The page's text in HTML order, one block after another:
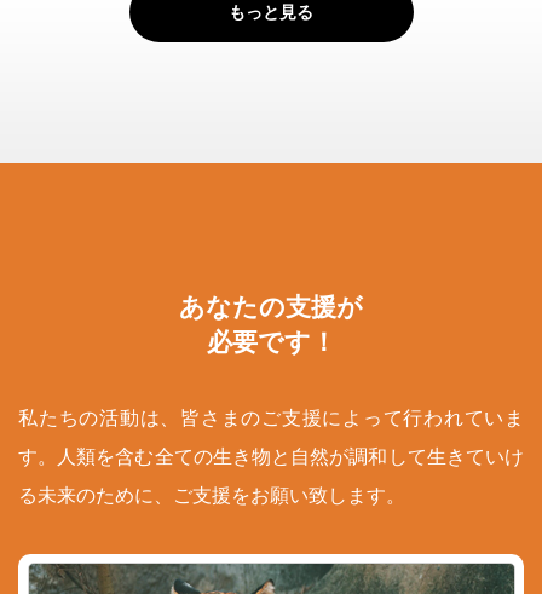
もっと見る
あなたの支援が
必要です！
私たちの活動は、皆さまのご支援によって行われていま
す。人類を含む全ての生き物と自然が調和して生きていけ
る未来のために、ご支援をお願い致します。